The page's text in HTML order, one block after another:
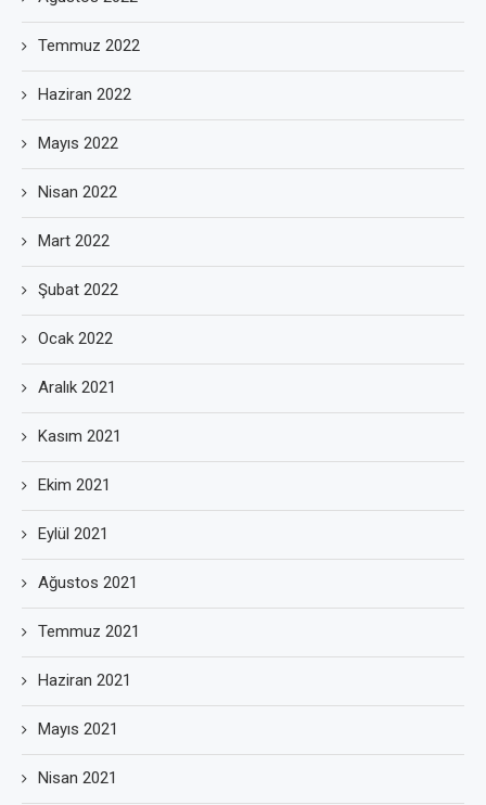
Temmuz 2022
Haziran 2022
Mayıs 2022
Nisan 2022
Mart 2022
Şubat 2022
Ocak 2022
Aralık 2021
Kasım 2021
Ekim 2021
Eylül 2021
Ağustos 2021
Temmuz 2021
Haziran 2021
Mayıs 2021
Nisan 2021